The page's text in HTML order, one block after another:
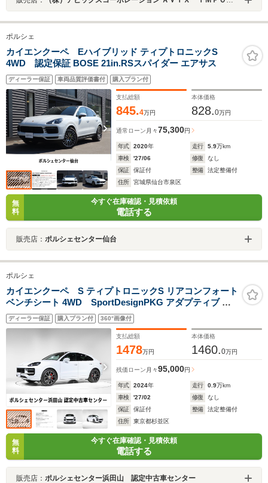
ポルシェ
カイエンクーペ Eハイブリッド ティプトロニックS
4WD 認定保証 BOSE 21in.RSスパイダー エアサス
ディーラー保証 車両品質評価書付 購入プラン付
支払総額
845.4万円
本体価格
828.0万円
通常ローン 月々75,300円
年式 2020年 走行 5.9万km
車検
'27/06 修復
なし
保証
保証付 整備
法定整備付
住所
宮城県仙台市泉区
無
料
今すぐ在庫確認・見積依頼
電話する
販売店： ポルシェセンター仙台
ポルシェ
カイエンクーペ S ティプトロニックS リアコンフォート
ベンチシート 4WD SportDesignPKG アダプティブ エ
アサスペンションPASM ヘッドアップディスプレー スポ
ーツテールパイプ 21 インチ CayenneExclusiveDesignホ
ディーラー保証 購入プラン付 360°画像付
支払総額
1478万円
本体価格
1460.0万円
残価ローン 月々95,000円
年式 2024年 走行 0.9万km
車検
'27/02 修復
なし
保証
保証付 整備
法定整備付
住所
東京都杉並区
無
料
今すぐ在庫確認・見積依頼
電話する
販売店： ポルシェセンター浜田山 認定中古車センター